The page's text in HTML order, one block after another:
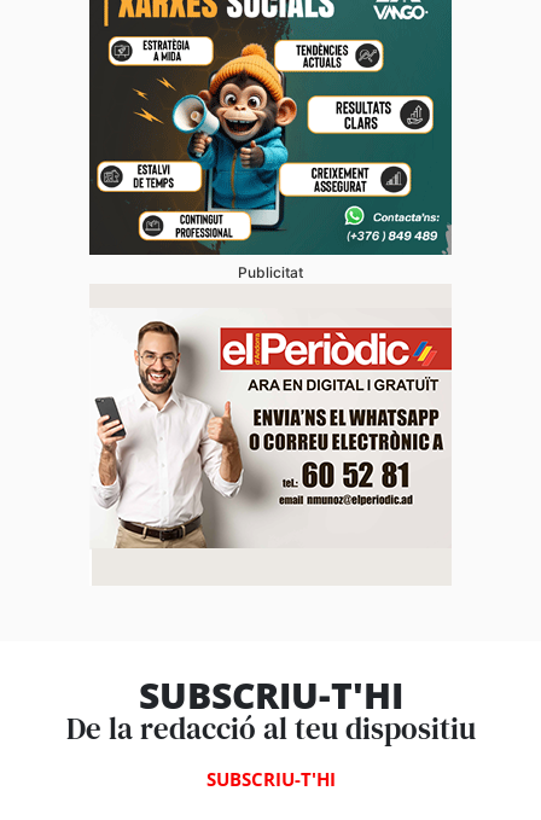
Publicitat
SUBSCRIU-T'HI
De la redacció al teu dispositiu
SUBSCRIU-T'HI